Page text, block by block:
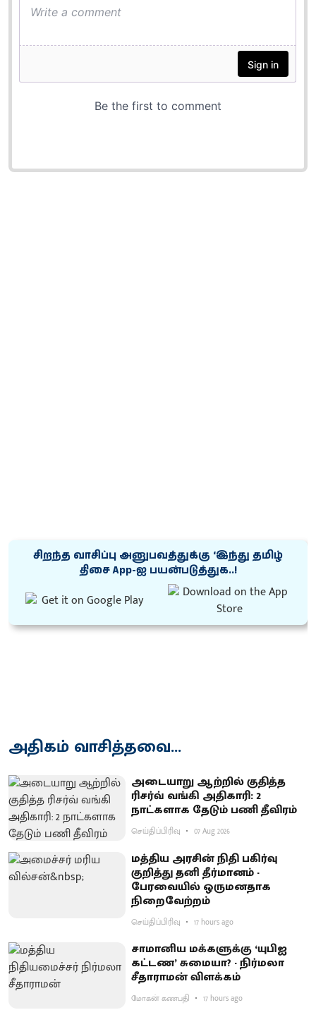
சிறந்த வாசிப்பு அனுபவத்துக்கு ‘இந்து தமிழ்
திசை App-ஐ பயன்படுத்துக..!
அதிகம் வாசித்தவை...
அடையாறு ஆற்றில் குதித்த
ரிசர்வ் வங்கி அதிகாரி: 2
நாட்களாக தேடும் பணி தீவிரம்
செய்திப்பிரிவு 07 Aug 2026
மத்திய அரசின் நிதி பகிர்வு
குறித்து தனி தீர்மானம் -
பேரவையில் ஒருமனதாக
நிறைவேற்றம்
செய்திப்பிரிவு 17 hours ago
சாமானிய மக்களுக்கு ‘யுபிஐ
கட்டண’ சுமையா? - நிர்மலா
சீதாராமன் விளக்கம்
மோகன் கணபதி 17 hours ago